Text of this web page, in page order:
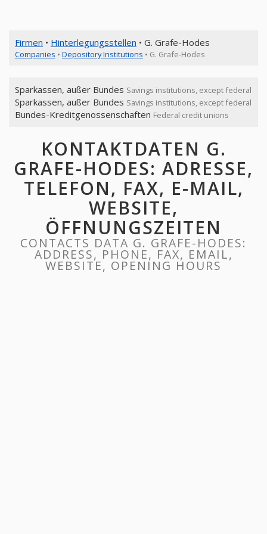
Firmen • Hinterlegungsstellen • G. Grafe-Hodes
Companies • Depository Institutions • G. Grafe-Hodes
Sparkassen, außer Bundes Savings institutions, except federal
Sparkassen, außer Bundes Savings institutions, except federal
Bundes-Kreditgenossenschaften Federal credit unions
KONTAKTDATEN G.
GRAFE-HODES: ADRESSE,
TELEFON, FAX, E-MAIL,
WEBSITE,
ÖFFNUNGSZEITEN
CONTACTS DATA G. GRAFE-HODES:
ADDRESS, PHONE, FAX, EMAIL,
WEBSITE, OPENING HOURS